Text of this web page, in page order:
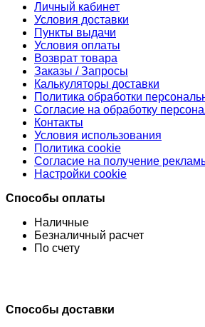
Личный кабинет
Условия доставки
Пункты выдачи
Условия оплаты
Возврат товара
Заказы / Запросы
Калькуляторы доставки
Политика обработки
Согласие на обработку
Контакты
Условия использования
Политика cookie
Согласие на получение
Настройки cookie
Способы оплаты
Наличные
Безналичный расчет
По счету
Способы доставки